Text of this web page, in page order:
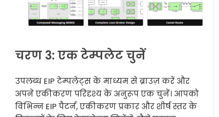
चरण 3: एक टेम्पलेट चुनें
उपलब्ध EIP टेम्पलेट्स के माध्यम से ब्राउज़ करें और
अपने एकीकरण परिदृश्य के अनुरूप एक चुनें। आपको
विभिन्न EIP पैटर्न, एकीकरण प्रकार और शीर्ष स्तर के